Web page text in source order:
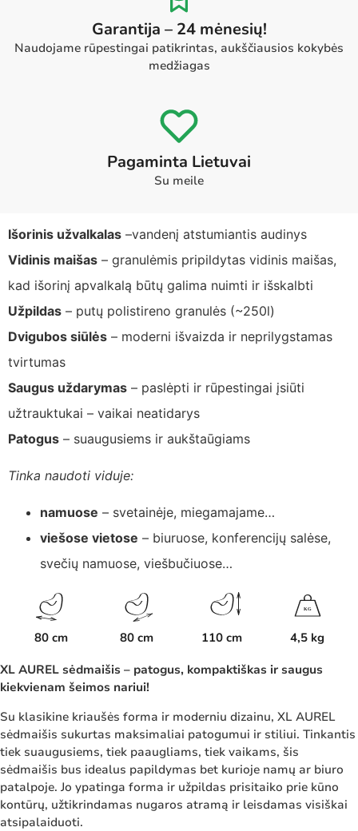
Garantija – 24 mėnesių!
Naudojame rūpestingai patikrintas, aukščiausios kokybės
medžiagas
Pagaminta Lietuvai
Su meile
Išorinis užvalkalas –vandenį atstumiantis audinys
Vidinis maišas – granulėmis pripildytas vidinis maišas,
kad išorinį apvalkalą būtų galima nuimti ir išskalbti
Užpildas – putų polistireno granulės (~250l)
Dvigubos siūlės – moderni išvaizda ir neprilygstamas
tvirtumas
Saugus uždarymas – paslėpti ir rūpestingai įsiūti
užtrauktukai – vaikai neatidarys
Patogus – suaugusiems ir aukštaūgiams
Tinka naudoti viduje:
namuose – svetainėje, miegamajame…
viešose vietose – biuruose, konferencijų salėse,
svečių namuose, viešbučiuose…
80 cm 80 cm 110 cm
KG
4,5 kg
XL AUREL sėdmaišis – patogus, kompaktiškas ir saugus
kiekvienam šeimos nariui!
Su klasikine kriaušės forma ir moderniu dizainu, XL AUREL
sėdmaišis sukurtas maksimaliai patogumui ir stiliui. Tinkantis
tiek suaugusiems, tiek paaugliams, tiek vaikams, šis
sėdmaišis bus idealus papildymas bet kurioje namų ar biuro
patalpoje. Jo ypatinga forma ir užpildas prisitaiko prie kūno
kontūrų, užtikrindamas nugaros atramą ir leisdamas visiškai
atsipalaiduoti.